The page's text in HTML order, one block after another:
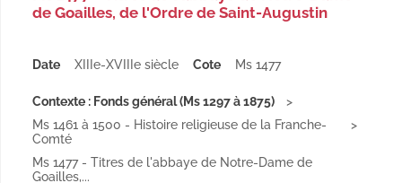
de Goailles, de l'Ordre de Saint-Augustin
Date XIIIe-XVIIIe siècle Cote Ms 1477
Contexte : Fonds général (Ms 1297 à 1875)
Ms 1461 à 1500 - Histoire religieuse de la Franche-
Comté
Ms 1477 - Titres de l'abbaye de Notre-Dame de
Goailles,...